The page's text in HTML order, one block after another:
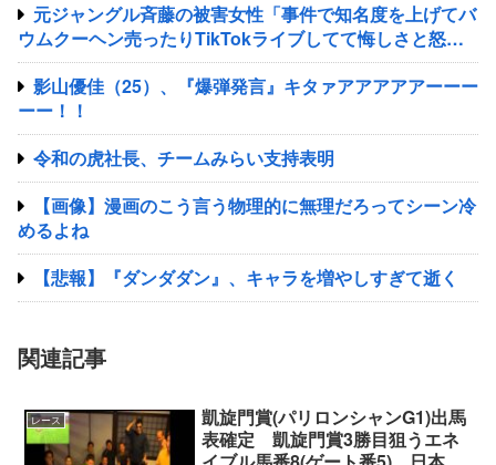
元ジャングル斉藤の被害女性「事件で知名度を上げてバ
ウムクーヘン売ったりTikTokライブしてて悔しさと怒り
を感じた」
影山優佳（25）、『爆弾発言』キタァアアアアアーーー
ーー！！
令和の虎社長、チームみらい支持表明
【画像】漫画のこう言う物理的に無理だろってシーン冷
めるよね
【悲報】『ダンダダン』、キャラを増やしすぎて逝く
関連記事
レース
凱旋門賞(パリロンシャンG1)出馬
表確定 凱旋門賞3勝目狙うエネ